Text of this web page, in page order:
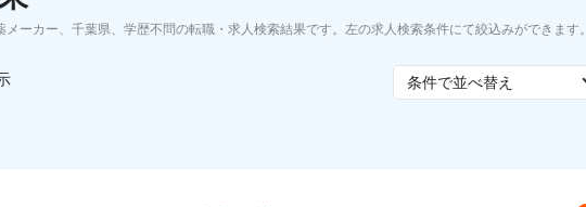
ーカー、千葉県、学歴不問の転職・求人検索結果です。左の求人検索条件にて絞込みができます。
条件で並べ替え